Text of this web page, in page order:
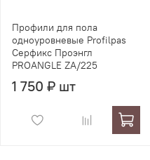
Профили для пола
одноуровневые Profilpas
Серфикс Проэнгл
PROANGLE ZA/225
1 750 ₽ шт